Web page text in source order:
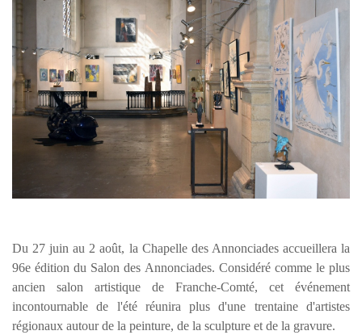
Du 27 juin au 2 août, la Chapelle des Annonciades accueillera la
96e édition du Salon des Annonciades. Considéré comme le plus
ancien salon artistique de Franche-Comté, cet événement
incontournable de l'été réunira plus d'une trentaine d'artistes
régionaux autour de la peinture, de la sculpture et de la gravure.